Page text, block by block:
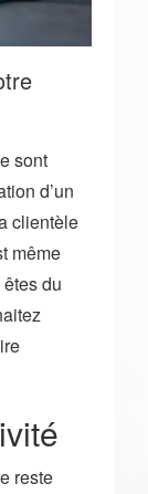
sont
d’un
clientèle
même
du
reste